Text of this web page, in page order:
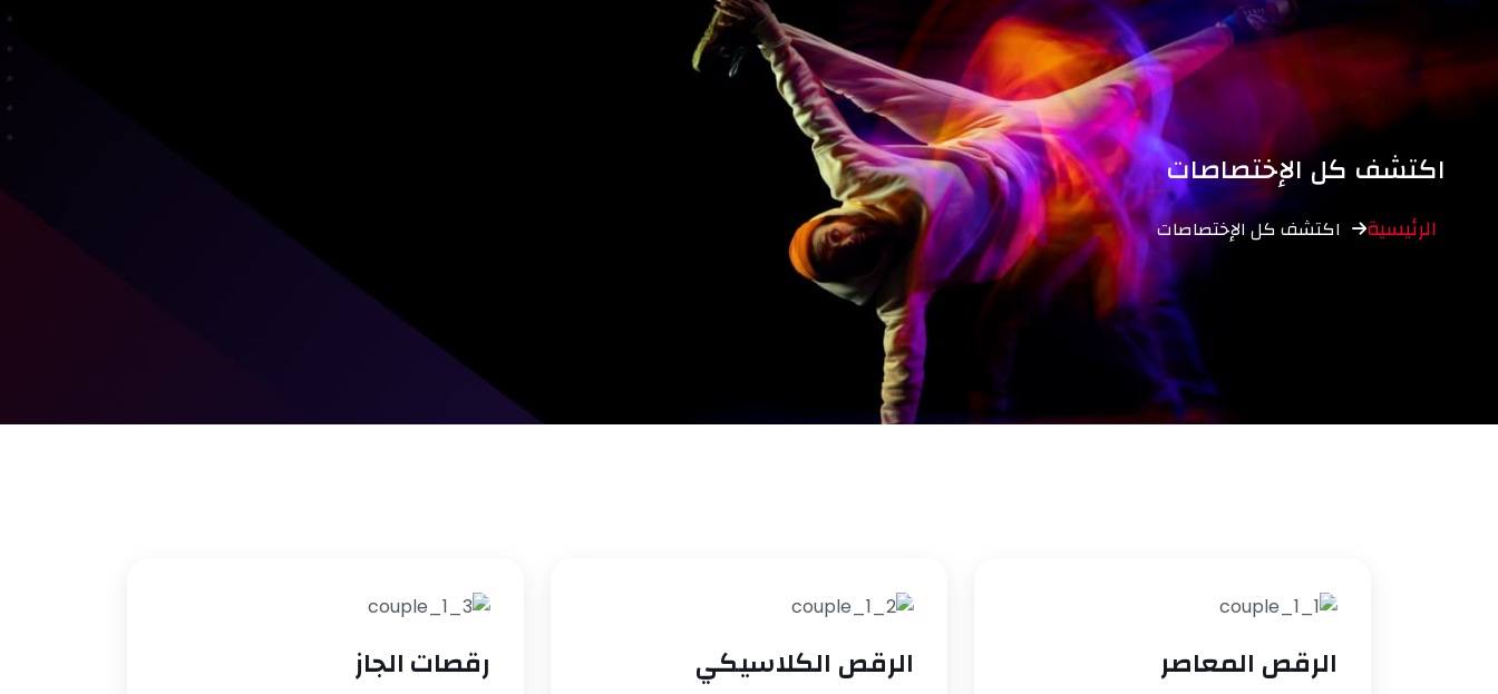
اكتشف كل الإختصاصات
الرئيسية اكتشف كل الإختصاصات
الرقص المعاصر الرقص الكلاسيكي رقصات الجاز